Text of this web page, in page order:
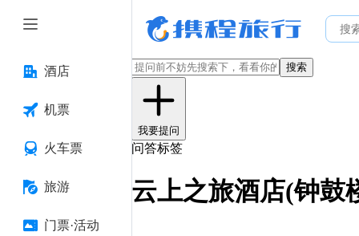
酒店
机票
火车票
旅游
门票·活动
搜索
我要提问
问答标签
云上之旅酒店(钟鼓